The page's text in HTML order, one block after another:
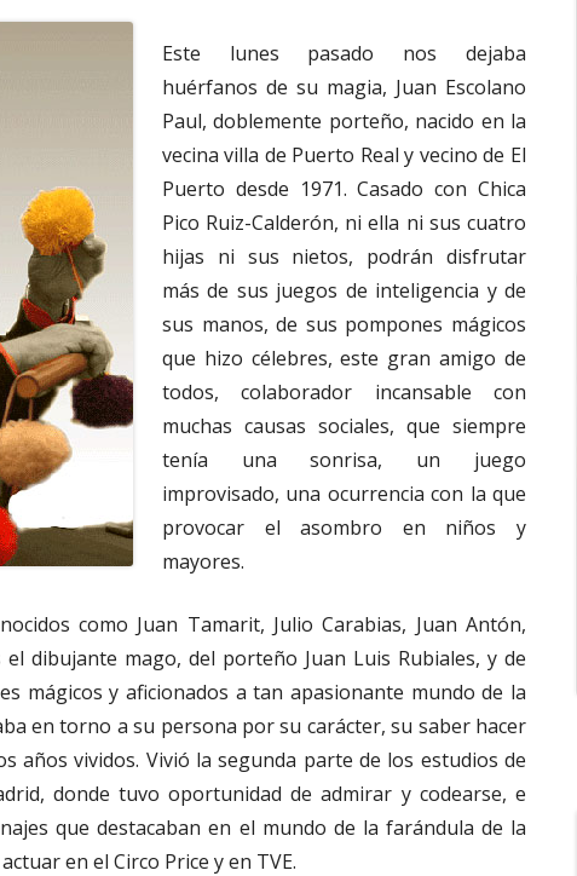
Este lunes pasado nos dejaba
huérfanos de su magia, Juan Escolano
Paul, doblemente porteño, nacido en la
vecina villa de Puerto Real y vecino de El
Puerto desde 1971. Casado con Chica
Pico Ruiz-Calderón, ni ella ni sus cuatro
hijas ni sus nietos, podrán disfrutar
más de sus juegos de inteligencia y de
sus manos, de sus pompones mágicos
que hizo célebres, este gran amigo de
todos, colaborador incansable con
muchas causas sociales, que siempre
tenía una sonrisa, un juego
improvisado, una ocurrencia con la que
provocar el asombro en niños y
mayores.
como Juan Tamarit, Julio Carabias, Juan Antón,
dibujante mago, del porteño Juan Luis Rubiales, y de
mágicos y aficionados a tan apasionante mundo de la
en torno a su persona por su carácter, su saber hacer
años vividos. Vivió la segunda parte de los estudios de
donde tuvo oportunidad de admirar y codearse, e
que destacaban en el mundo de la farándula de la
en el Circo Price y en TVE.